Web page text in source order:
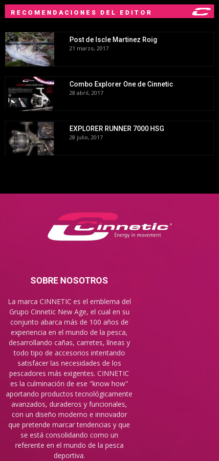
RECOMENDACIONES DEL EDITOR
Post de Iscle Martinez Roig
21 marzo, 2017
Combo Explorer One de Cinnetic
28 abril, 2017
EXPLORER RUNNER 7000 HSG
28 julio, 2017
SOBRE NOSOTROS
La marca CINNETIC es el emblema del
Grupo Cinnetic New Age, el cual en su
conjunto abarca más de 100 años de
experiencia en el mundo de la pesca,
desarrollando cañas, carretes, líneas y
todo tipo de accesorios intentando
satisfacer las necesidades de los
pescadores más exigentes. CINNETIC
es la culminación de ese "know how"
aportando productos tecnológicamente
avanzados, duraderos y funcionales,
con un diseño moderno e innovador
que pretende marcar tendencias y que
se está consolidando como un
referente en el mundo de la pesca
deportiva.